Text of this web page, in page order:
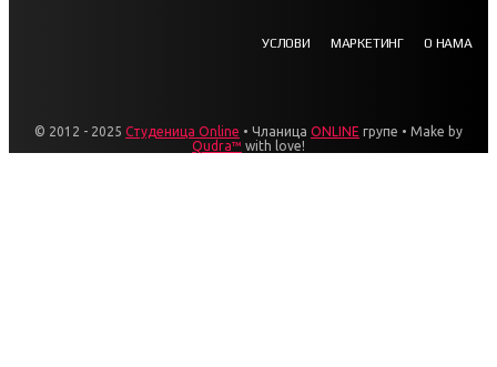
УСЛОВИ МАРКЕТИНГ О НАМА
© 2012 - 2025 Студеница Online • Чланица ONLINE групе • Make by
Qudra™ with love!